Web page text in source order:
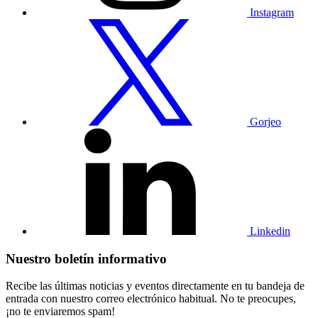
Instagram
Gorjeo
Linkedin
Nuestro boletín informativo
Recibe las últimas noticias y eventos directamente en tu bandeja de
entrada con nuestro correo electrónico habitual. No te preocupes,
¡no te enviaremos spam!